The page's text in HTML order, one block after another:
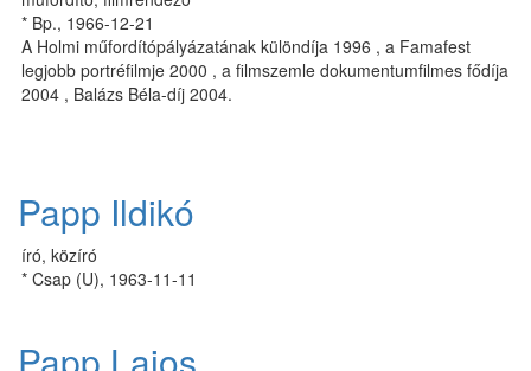
* Bp., 1966-12-21
A Holmi műfordítópályázatának különdíja 1996 , a Famafest
legjobb portréfilmje 2000 , a filmszemle dokumentumfilmes fődíja
2004 , Balázs Béla-díj 2004.
Papp Ildikó
író, közíró
* Csap (U), 1963-11-11